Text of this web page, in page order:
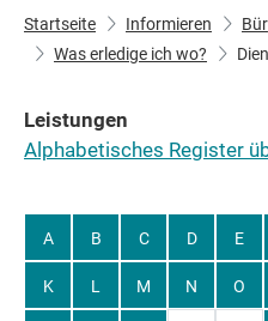
Startseite Informieren
Was erledige ich wo?
Leistungen
Alphabetisches Register
A B C D E
K L M N O